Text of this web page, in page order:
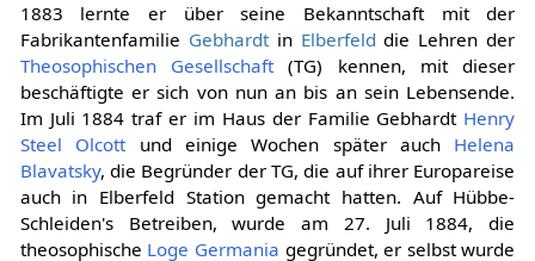
1883 lernte er über seine Bekanntschaft mit der
Fabrikantenfamilie Gebhardtin Elberfeld die Lehren der
Theosophischen Gesellschaft(TG) kennen, mit dieser
beschäftigte er sich von nun an bis an sein Lebensende.
Im Juli 1884 traf er im Haus der Familie Gebhardt Henry
Steel Olcottund einige Wochen später auch Helena
Blavatsky, die Begründer der TG, die auf ihrer Europareise
auch in Elberfeld Station gemacht hatten. Auf Hübbe-
Schleiden's Betreiben, wurde am 27. Juli 1884, die
theosophische Loge Germania gegründet, er selbst wurde